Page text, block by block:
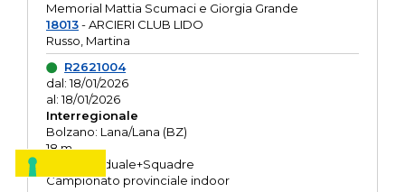
Memorial Mattia Scumaci e Giorgia Grande
18013- ARCIERI CLUB LIDO
Russo, Martina
R2621004
dal: 18/01/2026
al: 18/01/2026
Interregionale
Bolzano: Lana/Lana (BZ)
18 m
O.R. Individuale+Squadre
Campionato provinciale indoor